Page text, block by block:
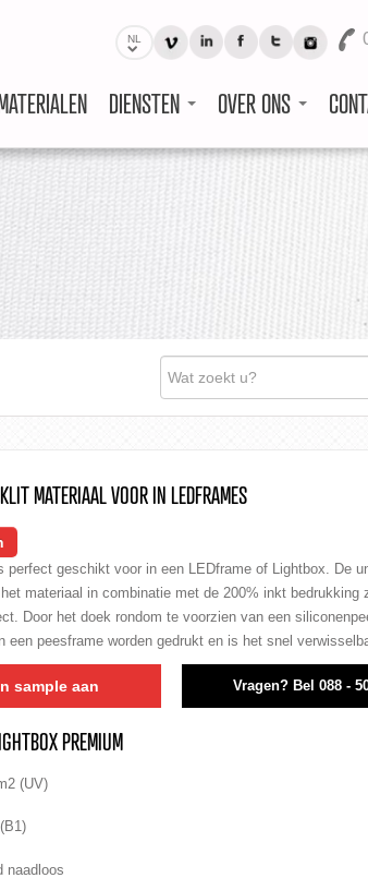
NL
DIENSTEN OVER ONS
MATERIAAL VOOR IN LEDFRAMES
perfect geschikt voor in een LEDframe of Lightbox. De
materiaal in combinatie met de 200% inkt bedrukking
Door het doek rondom te voorzien van een
een peesframe worden gedrukt en is het snel
sample aan Vragen? Bel 088 -
PREMIUM
(UV)
naadloos